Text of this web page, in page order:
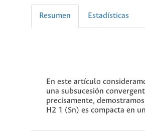
Resumen Estadísticas
En este artículo
una subsucesión
precisamente,
H2 1 (Sn) es compacta en